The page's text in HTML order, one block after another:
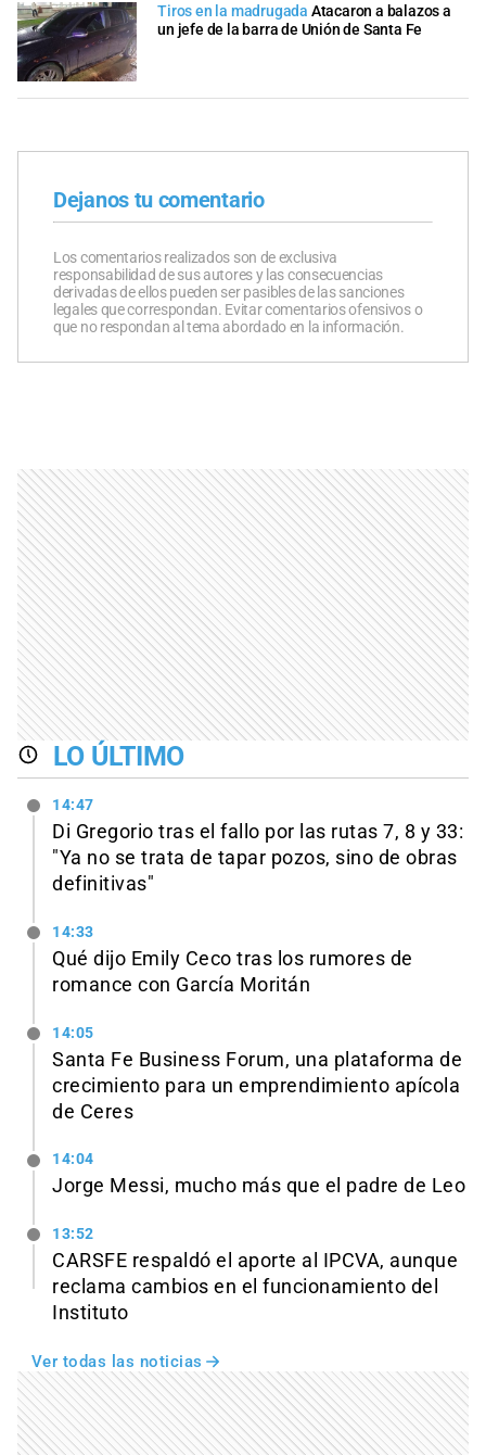
Tiros en la madrugada Atacaron a balazos a
un jefe de la barra de Unión de Santa Fe
Dejanos tu comentario
Los comentarios realizados son de exclusiva
responsabilidad de sus autores y las consecuencias
derivadas de ellos pueden ser pasibles de las sanciones
legales que correspondan. Evitar comentarios ofensivos o
que no respondan al tema abordado en la información.
LO ÚLTIMO
14:47
Di Gregorio tras el fallo por las rutas 7, 8 y 33:
"Ya no se trata de tapar pozos, sino de obras
definitivas"
14:33
Qué dijo Emily Ceco tras los rumores de
romance con García Moritán
14:05
Santa Fe Business Forum, una plataforma de
crecimiento para un emprendimiento apícola
de Ceres
14:04
Jorge Messi, mucho más que el padre de Leo
13:52
CARSFE respaldó el aporte al IPCVA, aunque
reclama cambios en el funcionamiento del
Instituto
Ver todas las noticias